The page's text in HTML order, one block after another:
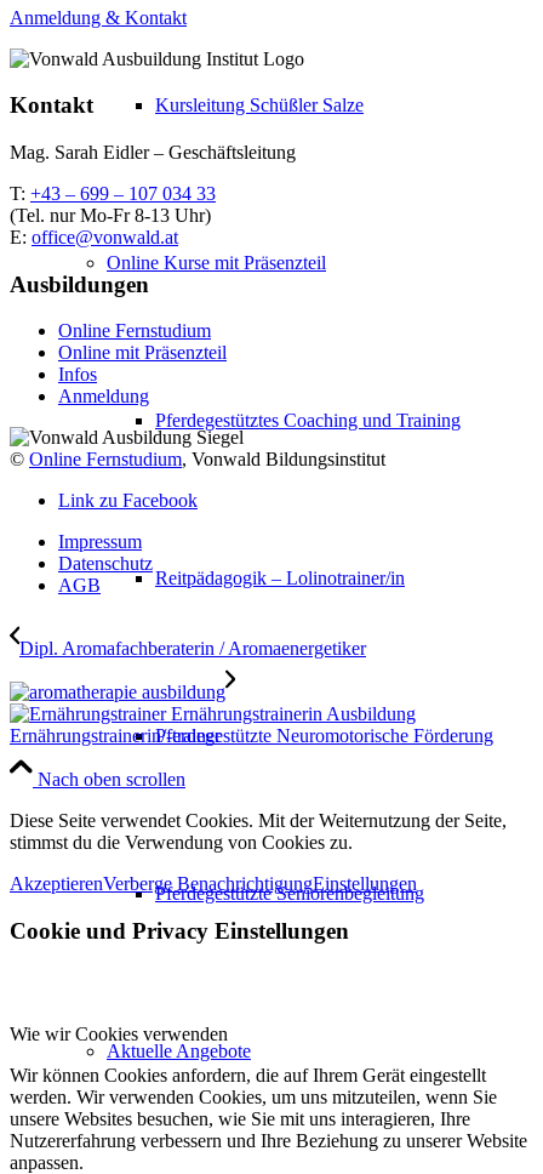
Kursleitung Schüßler Salze
Online Kurse mit Präsenzteil
Pferdegestütztes Coaching und Training
Reitpädagogik – Lolinotrainer/in
Pferdegestützte Neuromotorische Förderung
Pferdegestützte Seniorenbegleitung
Aktuelle Angebote
Anmeldung & Kontakt
Kontakt
Mag. Sarah Eidler – Geschäftsleitung
T: +43 – 699 – 107 034 33
(Tel. nur Mo-Fr 8-13 Uhr)
E: office@vonwald.at
Ausbildungen
Online Fernstudium
Online mit Präsenzteil
Infos
Anmeldung
© Online Fernstudium, Vonwald Bildungsinstitut
Link zu Facebook
Impressum
Datenschutz
AGB
Dipl. Aromafachberaterin / Aromaenergetiker
Ernährungstrainerin/-trainer
Nach oben scrollen
Diese Seite verwendet Cookies. Mit der Weiternutzung der Seite,
stimmst du die Verwendung von Cookies zu.
AkzeptierenVerberge BenachrichtigungEinstellungen
Cookie und Privacy Einstellungen
Wie wir Cookies verwenden
Wir können Cookies anfordern, die auf Ihrem Gerät eingestellt
werden. Wir verwenden Cookies, um uns mitzuteilen, wenn Sie
unsere Websites besuchen, wie Sie mit uns interagieren, Ihre
Nutzererfahrung verbessern und Ihre Beziehung zu unserer Website
anpassen.